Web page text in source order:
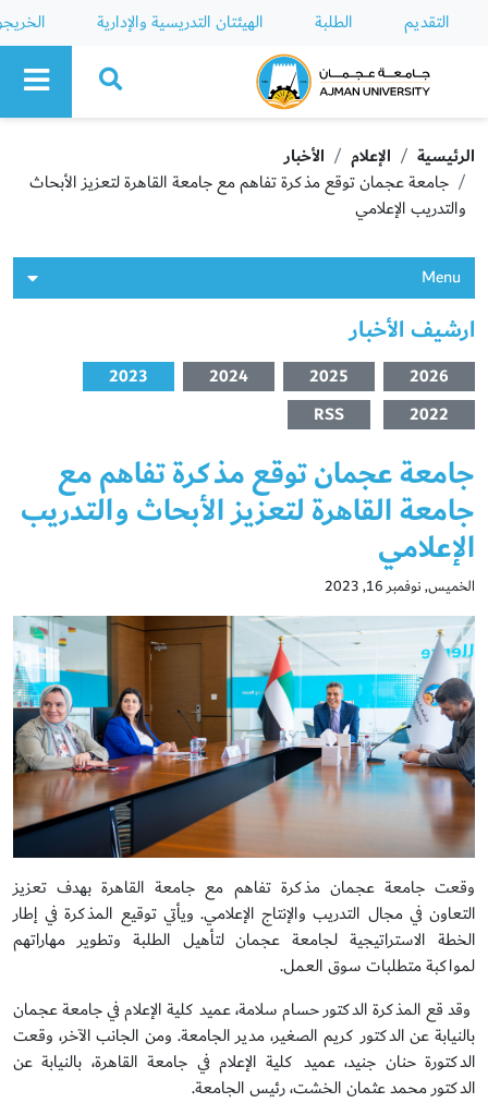
التقديم الطلبة الهيئتان التدريسية والإدارية
Ajman University
الرئيسية الإعلام
الأخبار
جامعة عجمان توقع مذكرة تفاهم مع جامعة القاهرة لتعزيز الأبحاث
والتدريب الإعلامي
Menu
ارشيف الأخبار
2026
2025
2024
2023
2022
RSS
جامعة عجمان توقع مذكرة تفاهم مع
جامعة القاهرة لتعزيز الأبحاث والتدريب
الإعلامي
الخميس, نوفمبر 16, 2023
وقعت جامعة عجمان مذكرة تفاهم مع جامعة القاهرة بهدف تعزيز
التعاون في مجال التدريب والإنتاج الإعلامي. ويأتي توقيع المذكرة في إطار
الخطة الاستراتيجية لجامعة عجمان لتأهيل الطلبة وتطوير مهاراتهم
لمواكبة متطلبات سوق العمل.
وقد قع المذكرة الدكتور حسام سلامة، عميد كلية الإعلام في جامعة عجمان
بالنيابة عن الدكتور كريم الصغير، مدير الجامعة. ومن الجانب الآخر، وقعت
الدكتورة حنان جنيد، عميد كلية الإعلام في جامعة القاهرة، بالنيابة عن
الدكتور محمد عثمان الخشت، رئيس الجامعة.